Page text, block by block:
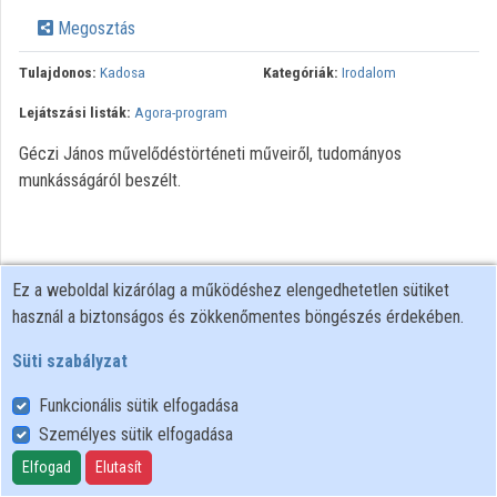
Intézmények
Közreműködők
Megosztás
Tulajdonos: Kadosa Kategóriák: Irodalom
Lejátszási listák: Agora-program
Géczi János művelődéstörténeti műveiről, tudományos
munkásságáról beszélt.
Felhasználói szabályzat
Adatkezelési tájékoztató
Süti szabályzat
Ez a weboldal kizárólag a működéshez elengedhetetlen sütiket
használ a biztonságos és zökkenőmentes böngészés érdekében.
Süti szabályzat
Funkcionális sütik elfogadása
Személyes sütik elfogadása
Elfogad Elutasít